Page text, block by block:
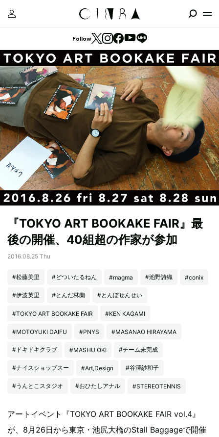
Follow
『TOKYO ART BOOKAKE FAIR』最
後の開催、40組超の作家が参加
2016.08.25 Thu
#松藤美里 #どついたるねん #magma #池野詩織 #conix
#伊波英里 #とんだ林蘭 #とんぼせんせい
#TOKYO ART BOOKAKE FAIR #KEN KAGAMI
#MOTOYUKI DAIFU #PNYS #MASANAO HIRAYAMA
#ドキドキクラブ #MASHU OKI #チーム未完成
#ナイスショップスー #Art,Design #谷澤紗和子
#うんとこスタジオ #おひたしアナル #STEREOTENNIS
アートイベント『TOKYO ART BOOKAKE FAIR vol.4』
が、8月26日から東京・池尻大橋のStall Baggageで開催